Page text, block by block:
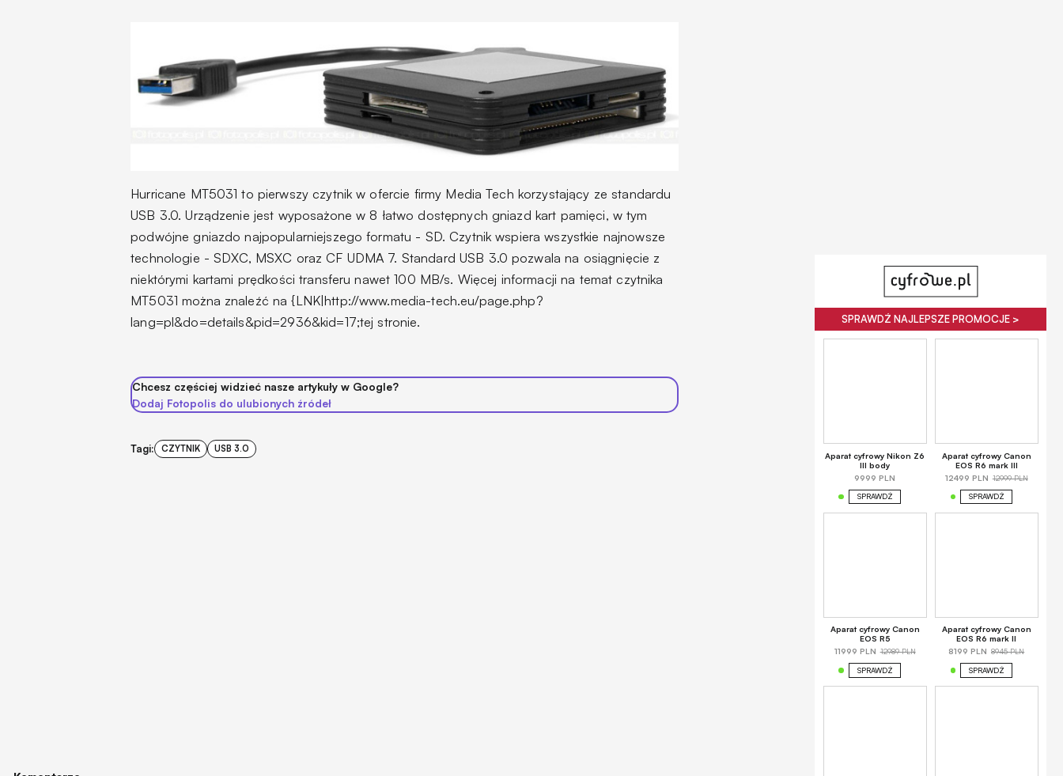
Hurricane MT5031 to pierwszy czytnik w ofercie firmy Media Tech korzystający ze standardu
USB 3.0. Urządzenie jest wyposażone w 8 łatwo dostępnych gniazd kart pamięci, w tym
podwójne gniazdo najpopularniejszego formatu - SD. Czytnik wspiera wszystkie najnowsze
technologie - SDXC, MSXC oraz CF UDMA 7. Standard USB 3.0 pozwala na osiągnięcie z
niektórymi kartami prędkości transferu nawet 100 MB/s. Więcej informacji na temat czytnika
MT5031 można znaleźć na {LNK|http://www.media-tech.eu/page.php?
lang=pl&do=details&pid=2936&kid=17;tej stronie.
Chcesz częściej widzieć nasze artykuły w Google?
Dodaj Fotopolis do ulubionych źródeł
Tagi: CZYTNIK USB 3.0
SPRAWDŹ NAJLEPSZE PROMOCJE >
Aparat cyfrowy Nikon Z6
III body
9999 PLN
SPRAWDŹ
Aparat cyfrowy Canon
EOS R6 mark III
12499 PLN 12999 PLN
SPRAWDŹ
Aparat cyfrowy Canon
EOS R5
11999 PLN 12989 PLN
SPRAWDŹ
Aparat cyfrowy Canon
EOS R6 mark II
8199 PLN 8945 PLN
SPRAWDŹ